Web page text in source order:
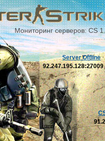
Мониторинг серверов: CS
Server Offline
92.247.195.128:27009